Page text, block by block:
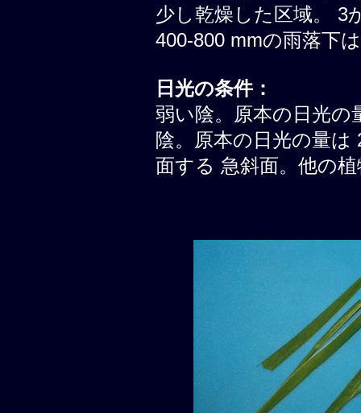
少し乾燥した区域。 3
400-800 mmの雨落下
日光の条件：
弱い陰。原本の日光の
陰。原本の日光の量は
面する 急斜面。他の